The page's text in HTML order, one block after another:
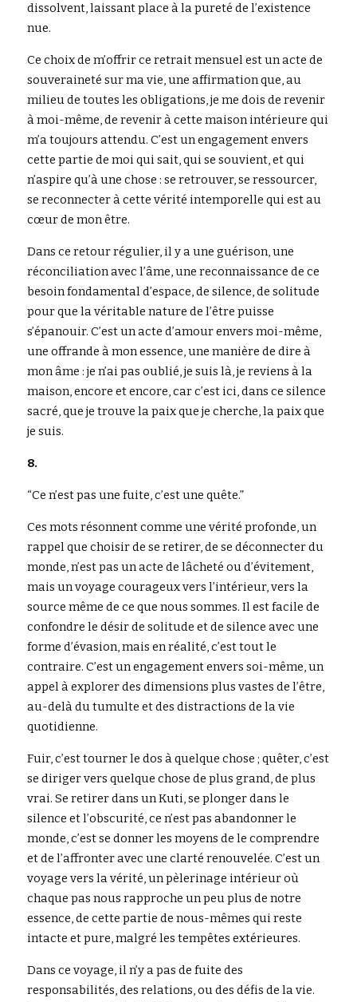
dissolvent, laissant place à la pureté de l’existence
nue.
Ce choix de m’offrir ce retrait mensuel est un acte de
souveraineté sur ma vie, une affirmation que, au
milieu de toutes les obligations, je me dois de revenir
à moi-même, de revenir à cette maison intérieure qui
m’a toujours attendu. C’est un engagement envers
cette partie de moi qui sait, qui se souvient, et qui
n’aspire qu’à une chose : se retrouver, se ressourcer,
se reconnecter à cette vérité intemporelle qui est au
cœur de mon être.
Dans ce retour régulier, il y a une guérison, une
réconciliation avec l’âme, une reconnaissance de ce
besoin fondamental d’espace, de silence, de solitude
pour que la véritable nature de l’être puisse
s’épanouir. C’est un acte d’amour envers moi-même,
une offrande à mon essence, une manière de dire à
mon âme : je n’ai pas oublié, je suis là, je reviens à la
maison, encore et encore, car c’est ici, dans ce silence
sacré, que je trouve la paix que je cherche, la paix que
je suis.
8.
“Ce n’est pas une fuite, c’est une quête.”
Ces mots résonnent comme une vérité profonde, un
rappel que choisir de se retirer, de se déconnecter du
monde, n’est pas un acte de lâcheté ou d’évitement,
mais un voyage courageux vers l’intérieur, vers la
source même de ce que nous sommes. Il est facile de
confondre le désir de solitude et de silence avec une
forme d’évasion, mais en réalité, c’est tout le
contraire. C’est un engagement envers soi-même, un
appel à explorer des dimensions plus vastes de l’être,
au-delà du tumulte et des distractions de la vie
quotidienne.
Fuir, c’est tourner le dos à quelque chose ; quêter, c’est
se diriger vers quelque chose de plus grand, de plus
vrai. Se retirer dans un Kuti, se plonger dans le
silence et l’obscurité, ce n’est pas abandonner le
monde, c’est se donner les moyens de le comprendre
et de l’affronter avec une clarté renouvelée. C’est un
voyage vers la vérité, un pèlerinage intérieur où
chaque pas nous rapproche un peu plus de notre
essence, de cette partie de nous-mêmes qui reste
intacte et pure, malgré les tempêtes extérieures.
Dans ce voyage, il n’y a pas de fuite des
responsabilités, des relations, ou des défis de la vie.